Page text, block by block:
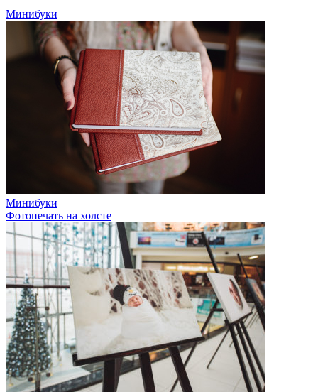
Минибуки
Минибуки
Фотопечать на холсте